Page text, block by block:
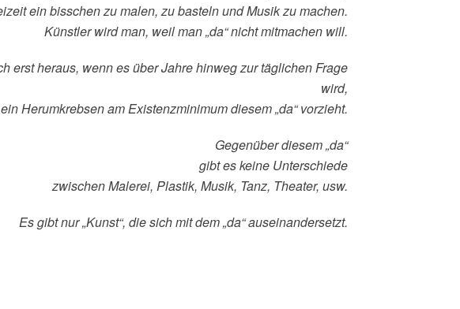
ein bisschen zu malen, zu basteln und Musik zu machen.
Künstler wird man, weil man „da“ nicht mitmachen will.
erst heraus, wenn es über Jahre hinweg zur täglichen Frage
wird,
Herumkrebsen am Existenzminimum diesem „da“ vorzieht.
Gegenüber diesem „da“
gibt es keine Unterschiede
zwischen Malerei, Plastik, Musik, Tanz, Theater, usw.
Es gibt nur „Kunst“, die sich mit dem „da“ auseinandersetzt.